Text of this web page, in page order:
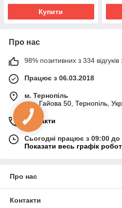
Купити
Про нас
98% позитивних з 334 відгуків
Працює з 06.03.2018
м. Тернопіль
вул. Гайова 50, Тернопіль,
Контакти
Сьогодні працює з 09:00 до
Показати весь графік
Про нас
Контакти